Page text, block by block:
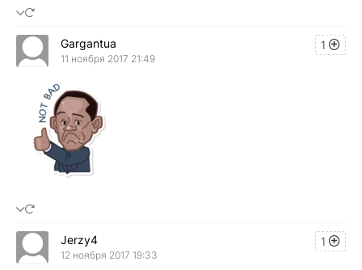
1
Gargantua
11 ноября 2017 21:49
1
Jerzy4
12 ноября 2017 19:33